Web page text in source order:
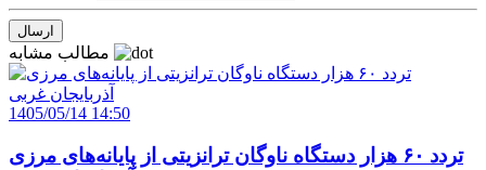
1405/05/14 14:50
تردد ۶۰ هزار دستگاه ناوگان ترانزیتی از پایانه‌های مرزی